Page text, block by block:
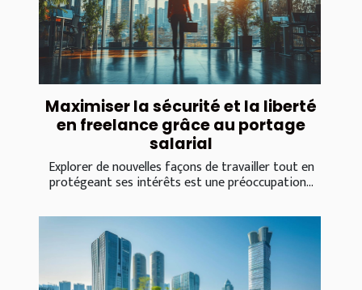
Maximiser la sécurité et la liberté
en freelance grâce au portage
salarial
Explorer de nouvelles façons de travailler tout en
protégeant ses intérêts est une préoccupation...